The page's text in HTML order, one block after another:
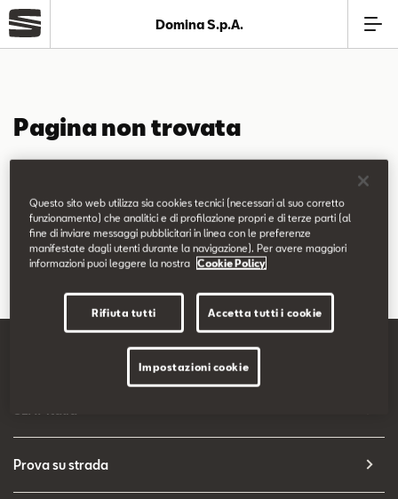
Modelli
Service
Business
SEAT Usato Certificato
Configuratore
Domina S.p.A.
Pagina non trovata
Puoi continuare a esplorare il sito usando il menù di navigazione
qui sopra.
Prova su strada
Questo sito web utilizza sia cookies tecnici (necessari al suo corretto
funzionamento) che analitici e di profilazione propri e di terze parti (al
fine di inviare messaggi pubblicitari in linea con le preferenze
manifestate dagli utenti durante la navigazione). Per avere maggiori
informazioni puoi leggere la nostra
Cookie Policy
Rifiuta tutti Accetta tutti i cookie
Impostazioni cookie